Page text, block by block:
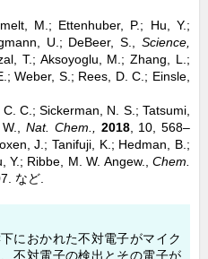
M.; Ettenhuber, P.; Hu, Y.;
U.; DeBeer, S., Science,
T.; Aksoyoglu, M.; Zhang, L.;
Weber, S.; Rees, D. C.; Einsle,
C.; Sickerman, N. S.; Tatsumi,
Nat. Chem., 2018, 10, 568–
J.; Tanifuji, K.; Hedman, B.;
Y.; Ribbe, M. W. Angew., Chem.
など.
におかれた不対電子がマイク
不対電子の検出とその電子が